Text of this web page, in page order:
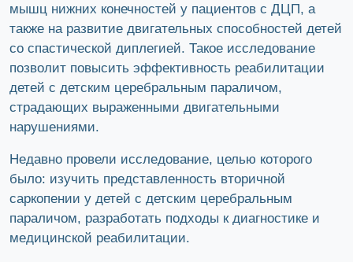
мышц нижних конечностей у пациентов с ДЦП, а
также на развитие двигательных способностей детей
со спастической диплегией. Такое исследование
позволит повысить эффективность реабилитации
детей с детским церебральным параличом,
страдающих выраженными двигательными
нарушениями.
Недавно провели исследование, целью которого
было: изучить представленность вторичной
саркопении у детей с детским церебральным
параличом, разработать подходы к диагностике и
медицинской реабилитации.